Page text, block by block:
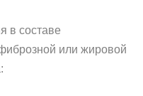
в составе
или жировой